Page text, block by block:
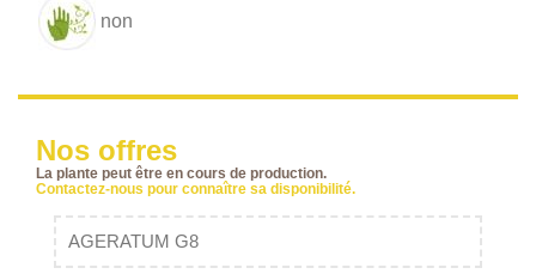
non
Nos offres
La plante peut être en cours de production.
Contactez-nous pour connaître sa disponibilité.
AGERATUM G8